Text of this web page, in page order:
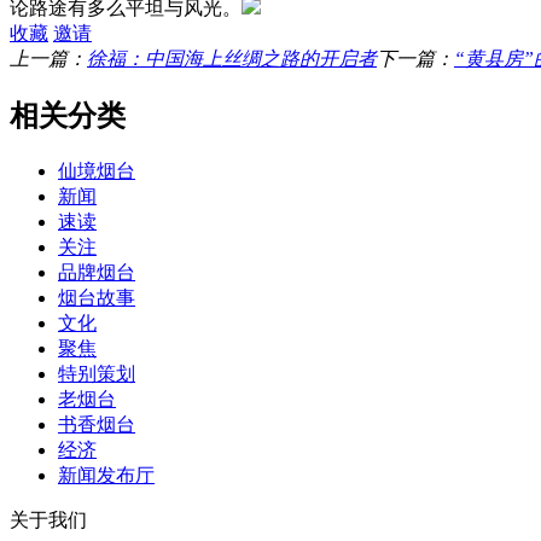
论路途有多么平坦与风光。
收藏 邀请
上一篇： 徐福：中国海上丝绸之路的开启者下一篇： “黄县房”
相关分类
仙境烟台
新闻
速读
关注
品牌烟台
烟台故事
文化
聚焦
特别策划
老烟台
书香烟台
经济
新闻发布厅
关于我们